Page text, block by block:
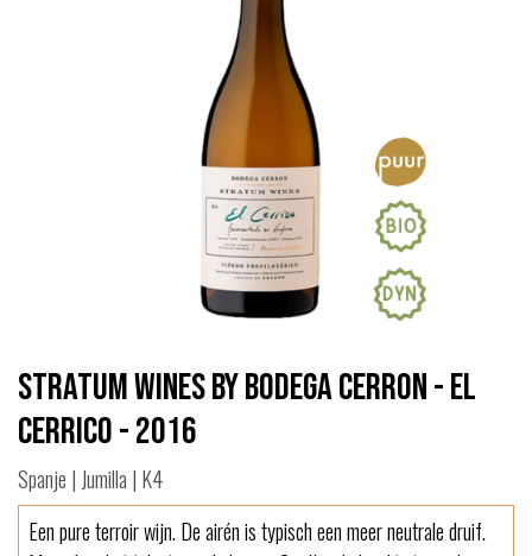
Stratum Wines by Bodega Cerron - El
Cerrico - 2016
Spanje | Jumilla | K4
Een pure terroir wijn. De airén is typisch een meer neutrale druif.